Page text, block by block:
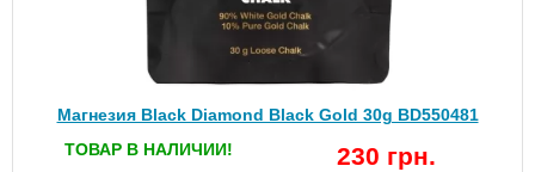
Магнезия Black Diamond Black Gold 30g BD550481
ТОВАР В НАЛИЧИИ!
230 грн.